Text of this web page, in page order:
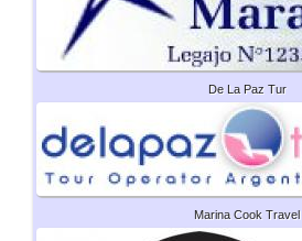
De La Paz Tur
Marina Cook Travel